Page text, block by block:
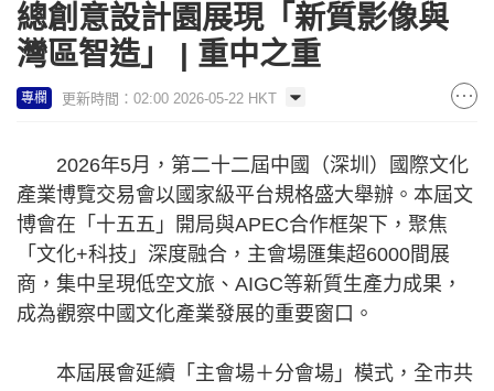
總創意設計園展現「新質影像與
灣區智造」 | 重中之重
專欄 更新時間：02:00 2026-05-22 HKT
2026年5月，第二十二屆中國（深圳）國際文化
產業博覽交易會以國家級平台規格盛大舉辦。本屆文
博會在「十五五」開局與APEC合作框架下，聚焦
「文化+科技」深度融合，主會場匯集超6000間展
商，集中呈現低空文旅、AIGC等新質生產力成果，
成為觀察中國文化產業發展的重要窗口。
本屆展會延續「主會場＋分會場」模式，全市共